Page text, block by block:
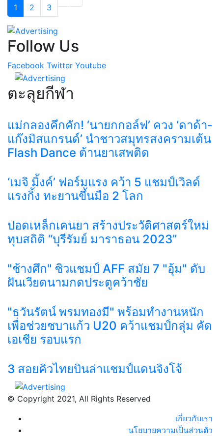
1 2 3
Follow Us
Facebook Twitter Youtube
ตะลุยกีฬา
แม่กลองคึกคัก! ‘นายกกอล์ฟ’ ควง ‘ดาด้า-
แก๊งมิสแกรนด์’ นำชาวสมุทรสงครามเต้น
Flash Dance ต้านยาเสพติด
‘เมจิ มิ้งค์’ ฟอร์มแรง คว้า 5 แชมป์เวิลด์
แรงกิ้ง ทะยานขึ้นมือ 2 โลก
ปอดเหล็กเคนยา สร้างประวัติศาสตร์ใหม่
ทุบสถิติ “บุรีรัมย์ มาราธอน 2023”
"ช้างศึก" ซิวแชมป์ AFF สมัย 7 "อุ้ม" ดับ
ฝันเวียดนามกดประตูคว้าชัย
"ธวันรัตน์ พรมทองมี" พร้อมทำงานหนัก
เพื่อช่วยชบาแก้ว U20 คว้าแชมป์กลุ่ม คัด
เอเชีย รอบแรก
3 สอยคิวไทยบินล่าแชมป์แดนจิงโจ้
© Copyright 2021, All Rights Reserved
เกี่ยวกับเรา
นโยบายความเป็นส่วนตัว